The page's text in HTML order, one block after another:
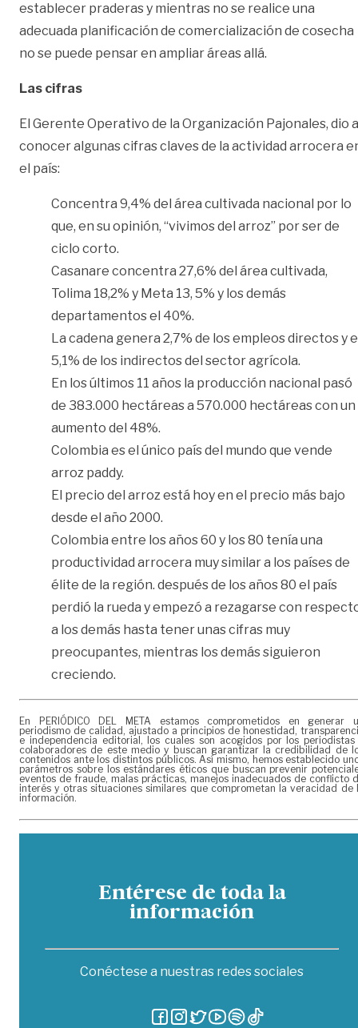
establecer praderas y mientras no se realice una
adecuada planificación de comercialización de cosecha
no se puede pensar en ampliar áreas allá.
Las cifras
El Gerente Operativo de la Organización Pajonales, dio a
conocer algunas cifras claves de la actividad arrocera
el país:
Concentra 9,4% del área cultivada nacional por lo
que, en su opinión, “vivimos del arroz” por ser de
ciclo corto.
Casanare concentra 27,6% del área cultivada,
Tolima 18,2% y Meta 13, 5% y los demás
departamentos el 40%.
La cadena genera 2,7% de los empleos directos y
5,1% de los indirectos del sector agrícola.
En los últimos 11 años la producción nacional pasó
de 383.000 hectáreas a 570.000 hectáreas con un
aumento del 48%.
Colombia es el único país del mundo que vende
arroz paddy.
El precio del arroz está hoy en el precio más bajo
desde el año 2000.
Colombia entre los años 60 y los 80 tenía una
productividad arrocera muy similar a los países de
élite de la región. después de los años 80 el país
perdió la rueda y empezó a rezagarse con
a los demás hasta tener unas cifras muy
preocupantes, mientras los demás siguieron
creciendo.
En PERIÓDICO DEL META estamos comprometidos en generar
periodismo de calidad, ajustado a principios de honestidad,
e independencia editorial, los cuales son acogidos por los periodistas
colaboradores de este medio y buscan garantizar la credibilidad de
contenidos ante los distintos públicos. Así mismo, hemos establecido
parámetros sobre los estándares éticos que buscan prevenir
eventos de fraude, malas prácticas, manejos inadecuados de conflicto
interés y otras situaciones similares que comprometan la veracidad de
información.
Entérese de toda la
información
Conéctese a nuestras redes sociales